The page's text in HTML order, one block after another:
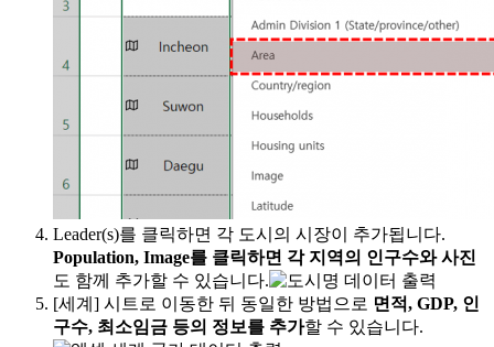
Leader(s)를 클릭하면 각 도시의 시장이 추가됩니다.
Population, Image를 클릭하면 각 지역의 인구수와 사진
도 함께 추가할 수 있습니다.
[세계] 시트로 이동한 뒤 동일한 방법으로 면적, GDP, 인
구수, 최소임금 등의 정보를 추가할 수 있습니다.